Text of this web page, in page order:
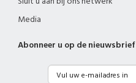
Media
Abonneer u op de nieuwsbrief